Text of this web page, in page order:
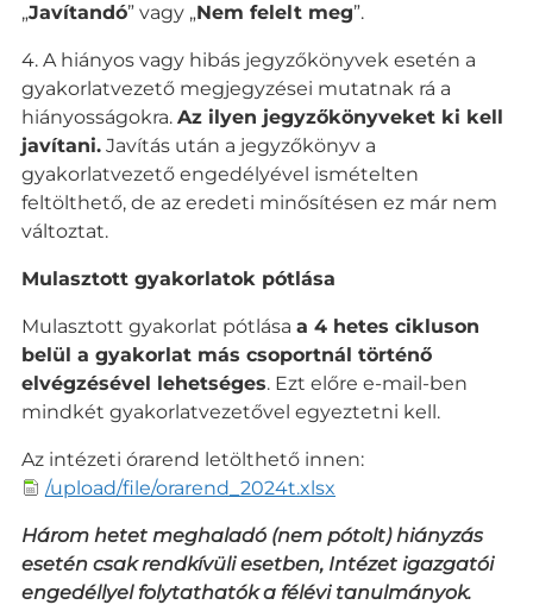
„Javítandó” vagy „Nem felelt meg”.
4. A hiányos vagy hibás jegyzőkönyvek esetén a
gyakorlatvezető megjegyzései mutatnak rá a
hiányosságokra. Az ilyen jegyzőkönyveket ki kell
javítani. Javítás után a jegyzőkönyv a
gyakorlatvezető engedélyével ismételten
feltölthető, de az eredeti minősítésen ez már nem
változtat.
Mulasztott gyakorlatok pótlása
Mulasztott gyakorlat pótlása a 4 hetes cikluson
belül a gyakorlat más csoportnál történő
elvégzésével lehetséges. Ezt előre e-mail-ben
mindkét gyakorlatvezetővel egyeztetni kell.
Az intézeti órarend letölthető innen:
/upload/file/orarend_2024t.xlsx
Három hetet meghaladó (nem pótolt) hiányzás
esetén csak rendkívüli esetben, Intézet igazgatói
engedéllyel folytathatók a félévi tanulmányok.